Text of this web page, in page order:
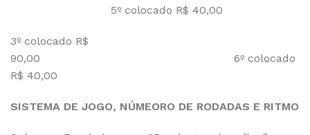
5º colocado R$ 40,00
3º colocado R$
90,00 6º colocado
R$ 40,00
SISTEMA DE JOGO, NÚMEORO DE RODADAS E RITMO